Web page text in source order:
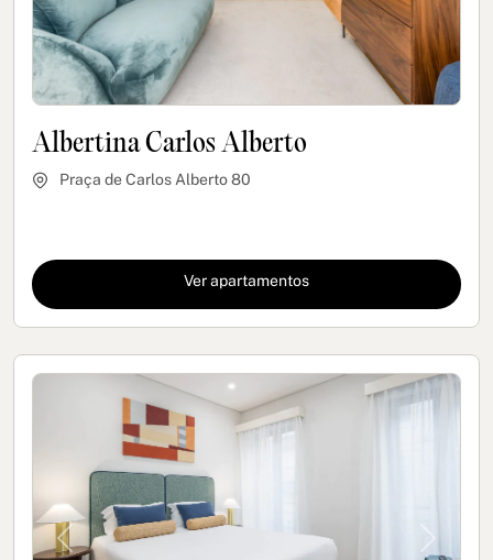
Albertina Carlos Alberto
Praça de Carlos Alberto 80
Ver apartamentos
Previous Next